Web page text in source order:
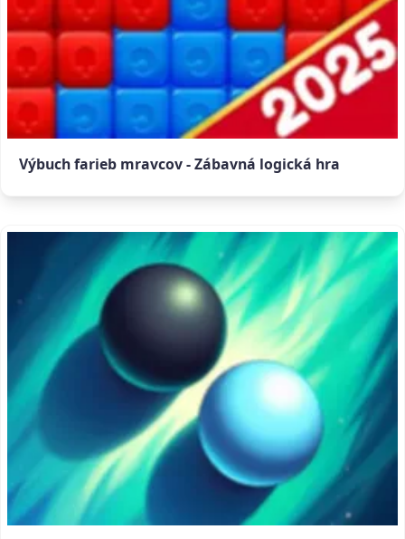
Výbuch farieb mravcov - Zábavná logická hra